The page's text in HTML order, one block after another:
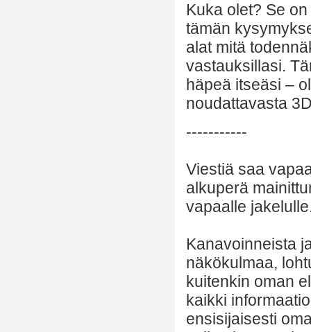
Kuka olet? Se
tämän
alat mitä
vastauksillasi.
häpeä itseäsi –
noudattavasta
-----------
Viestiä saa
alkuperä
vapaalle
Kanavoinneista
näkökulmaa,
kuitenkin oman
kaikki
ensisijaisesti